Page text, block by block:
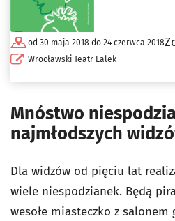
od 30 maja 2018 do 24 czerwca 2018
Wrocławski Teatr Lalek
Mnóstwo
najmłodszych
Dla widzów od pięciu lat
wiele niespodzianek. Będą
wesołe miasteczko z salonem